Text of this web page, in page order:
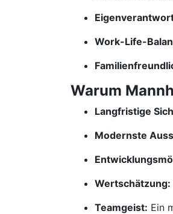
Work-Life-
Warum
Langfristige
Modernste
Wertschätzung:
Teamgeist: Ein